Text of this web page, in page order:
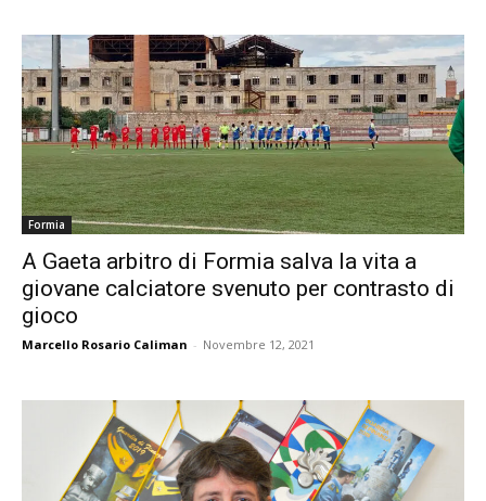
Formia
A Gaeta arbitro di Formia salva la vita a
giovane calciatore svenuto per contrasto di
gioco
Marcello Rosario Caliman - Novembre 12, 2021